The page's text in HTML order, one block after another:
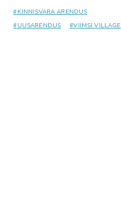
#KINNISVARA ARENDUS
#UUSARENDUS #VIIMSI VILLAGE